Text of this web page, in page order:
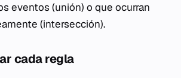
eventos (unión) o que ocurran
(intersección).
cada regla